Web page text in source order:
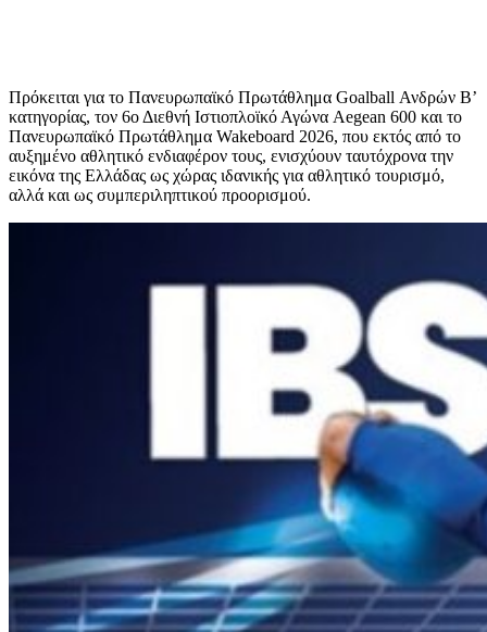
Πρόκειται για το Πανευρωπαϊκό Πρωτάθλημα Goalball Ανδρών Β’
κατηγορίας, τον 6ο Διεθνή Ιστιοπλοϊκό Αγώνα Aegean 600 και το
Πανευρωπαϊκό Πρωτάθλημα Wakeboard 2026, που εκτός από το
αυξημένο αθλητικό ενδιαφέρον τους, ενισχύουν ταυτόχρονα την
εικόνα της Ελλάδας ως χώρας ιδανικής για αθλητικό τουρισμό,
αλλά και ως συμπεριληπτικού προορισμού.